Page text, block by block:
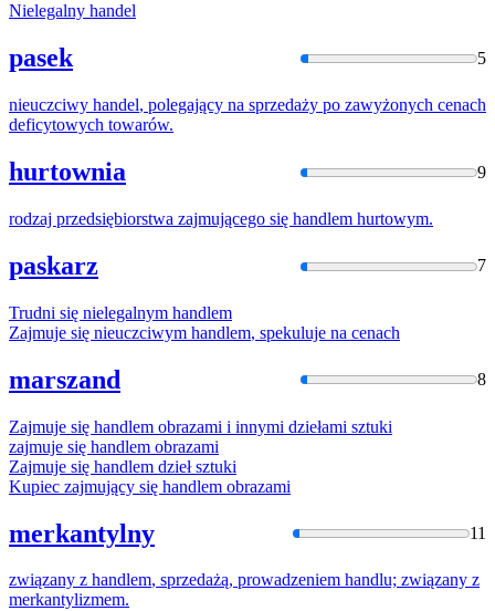
Nielegalny handel
pasek 5
nieuczciwy handel, polegający na sprzedaży po zawyżonych cenach
deficytowych towarów.
hurtownia 9
rodzaj przedsiębiorstwa zajmującego się handlem hurtowym.
paskarz 7
Trudni się nielegalnym handlem
Zajmuje się nieuczciwym handlem, spekuluje na cenach
marszand 8
Zajmuje się handlem obrazami i innymi dziełami sztuki
zajmuje się handlem obrazami
Zajmuje się handlem dzieł sztuki
Kupiec zajmujący się handlem obrazami
merkantylny 11
związany z handlem, sprzedażą, prowadzeniem handlu; związany z
merkantylizmem.